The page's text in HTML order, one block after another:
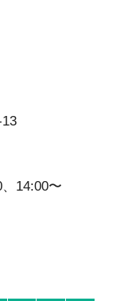
14:00〜